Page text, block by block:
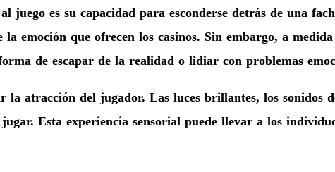
juego es su capacidad para esconderse detrás de una
emoción que ofrecen los casinos. Sin embargo, a
de escapar de la realidad o lidiar con problemas
la atracción del jugador. Las luces brillantes, los sonidos
Esta experiencia sensorial puede llevar a los